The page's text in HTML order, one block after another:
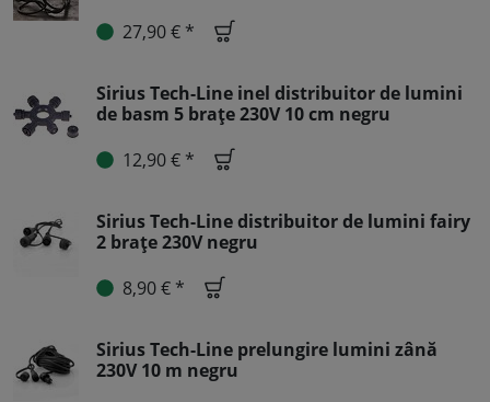
27,90 € *
Sirius Tech-Line inel distribuitor de lumini
de basm 5 brațe 230V 10 cm negru
12,90 € *
Sirius Tech-Line distribuitor de lumini fairy
2 brațe 230V negru
8,90 € *
Sirius Tech-Line prelungire lumini zână
230V 10 m negru